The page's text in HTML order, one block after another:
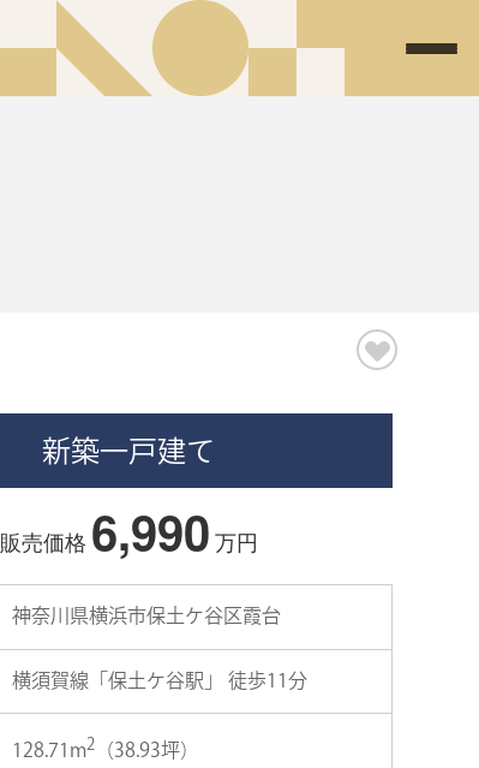
新築一戸建て
販売価格 6,990万円
神奈川県横浜市保土ケ谷区霞台
横須賀線「保土ケ谷駅」 徒歩11分
128.71m2 （38.93坪）